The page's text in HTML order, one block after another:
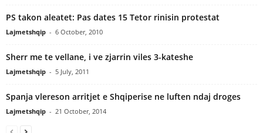
PS takon aleatet: Pas dates 15 Tetor rinisin protestat
Lajmetshqip - 6 October, 2010
Sherr me te vellane, i ve zjarrin viles 3-kateshe
Lajmetshqip - 5 July, 2011
Spanja vlereson arritjet e Shqiperise ne luften ndaj droges
Lajmetshqip - 21 October, 2014